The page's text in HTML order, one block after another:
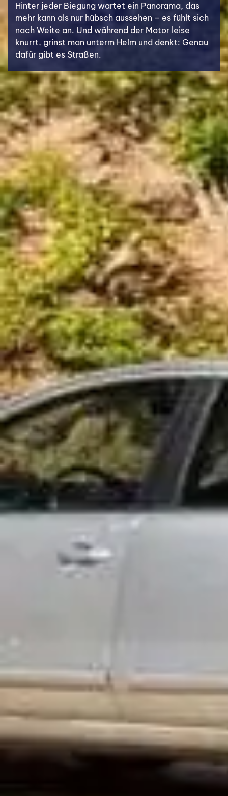
Hinter jeder Biegung wartet ein Panorama, das
mehr kann als nur hübsch aussehen – es fühlt sich
nach Weite an. Und während der Motor leise
knurrt, grinst man unterm Helm und denkt: Genau
dafür gibt es Straßen.